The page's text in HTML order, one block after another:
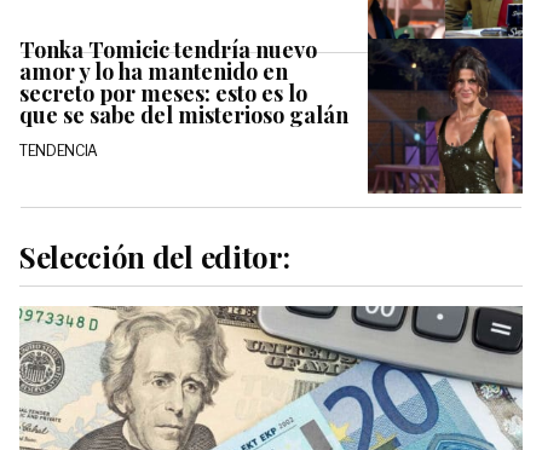
Tonka Tomicic tendría nuevo
amor y lo ha mantenido en
secreto por meses: esto es lo
que se sabe del misterioso galán
TENDENCIA
Selección del editor: